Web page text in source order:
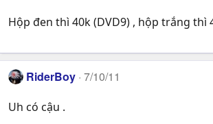
Hộp đen thì 40k (DVD9) , hộp trắng thì
RiderBoy 7/10/11
Uh có cậu .